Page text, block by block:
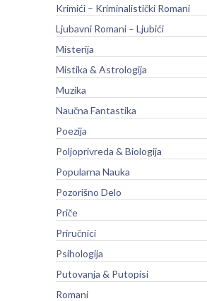
Krimići – Kriminalistički Romani
Ljubavni Romani – Ljubići
Misterija
Mistika & Astrologija
Muzika
Naučna Fantastika
Poezija
Poljoprivreda & Biologija
Popularna Nauka
Pozorišno Delo
Priče
Priručnici
Psihologija
Putovanja & Putopisi
Romani